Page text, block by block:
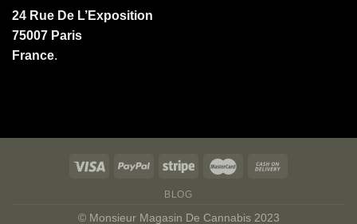
24 Rue De L’Exposition
75007 Paris
France.
BLOG
© Monsieur Magasin De Cannabis 2023